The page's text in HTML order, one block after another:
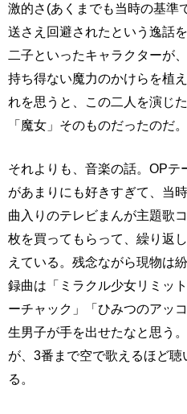
激的さ(あくまでも当時の基準
送さえ回避されたという逸話
二子といったキャラクターが
持ち得ない魔力のかけらを植
れを思うと、この二人を演じ
「魔女」そのものだったのだ。
それよりも、音楽の話。OPテ
があまりにも好きすぎて、当
曲入りのテレビまんが主題歌
枚を買ってもらって、繰り返
えている。残念ながら現物は
録曲は「ミラクル少女リミッ
ーチャック」「ひみつのアッ
生男子が手を出せたなと思う
が、3番まで空で歌えるほど
る。